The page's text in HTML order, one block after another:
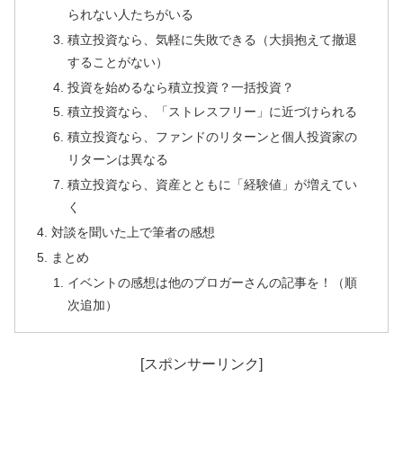
られない人たちがいる
積立投資なら、気軽に失敗できる（大損抱えて撤退
することがない）
投資を始めるなら積立投資？一括投資？
積立投資なら、「ストレスフリー」に近づけられる
積立投資なら、ファンドのリターンと個人投資家の
リターンは異なる
積立投資なら、資産とともに「経験値」が増えてい
く
対談を聞いた上で筆者の感想
まとめ
イベントの感想は他のブロガーさんの記事を！（順
次追加）
[スポンサーリンク]